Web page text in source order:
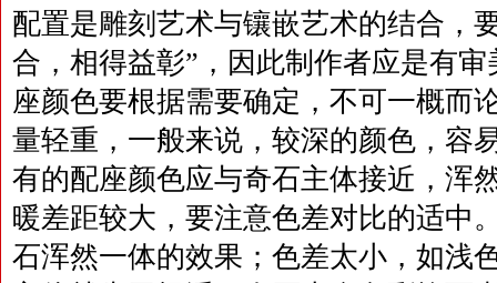
配置是雕刻艺术与镶嵌艺术的结合，
合，相得益彰”，因此制作者应是有
座颜色要根据需要确定，不可一概而
量轻重，一般来说，较深的颜色，容
有的配座颜色应与奇石主体接近，浑
暖差距较大，要注意色差对比的适中
石浑然一体的效果；色差太小，如浅